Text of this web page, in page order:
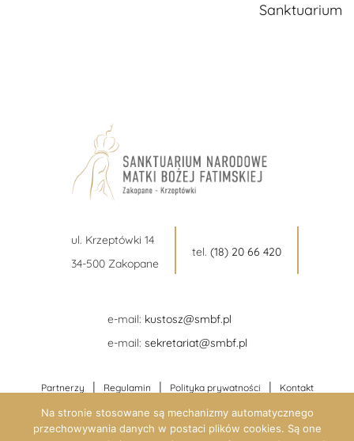
Sanktuarium
ul. Krzeptówki 14
34-500 Zakopane
tel. (18) 20 66 420
e-mail: kustosz@smbf.pl
e-mail: sekretariat@smbf.pl
Partnerzy | Regulamin | Polityka prywatności | Kontakt
Na stronie stosowane są mechanizmy automatycznego
przechowywania danych w postaci plików cookies. Są one